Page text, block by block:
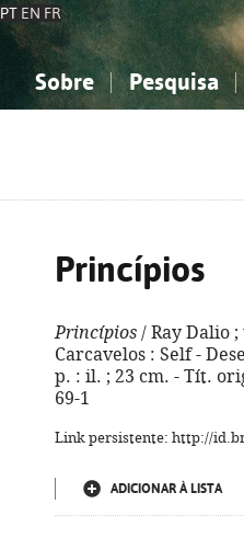
PT EN FR
Sobre Pesquisa
Princípios
Princípios / Ray Dalio
Carcavelos : Self -
p. : il. ; 23 cm. - Tít.
69-1
Link persistente: http://
ADICIONAR À LISTA